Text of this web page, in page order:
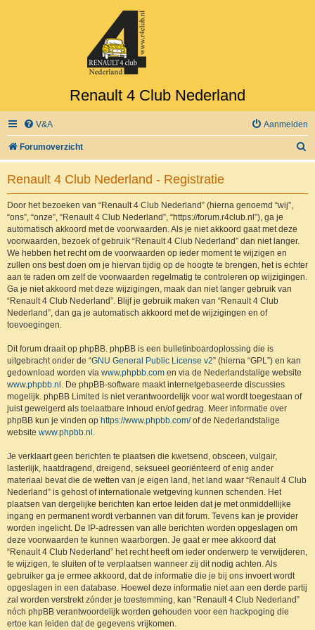
Renault 4 Club Nederland
V&A Aanmelden
Forumoverzicht
o
Renault 4 Club Nederland - Registratie
Door het bezoeken van “Renault 4 Club Nederland” (hierna genoemd “wij”,
“ons”, “onze”, “Renault 4 Club Nederland”, “https://forum.r4club.nl”), ga je
automatisch akkoord met de voorwaarden. Als je niet akkoord gaat met deze
voorwaarden, bezoek of gebruik “Renault 4 Club Nederland” dan niet langer.
We hebben het recht om de voorwaarden op ieder moment te wijzigen en
zullen ons best doen om je hiervan tijdig op de hoogte te brengen, het is echter
aan te raden om zelf de voorwaarden regelmatig te controleren op wijzigingen.
Ga je niet akkoord met deze wijzigingen, maak dan niet langer gebruik van
“Renault 4 Club Nederland”. Blijf je gebruik maken van “Renault 4 Club
Nederland”, dan ga je automatisch akkoord met de wijzigingen en of
toevoegingen.
Dit forum draait op phpBB. phpBB is een bulletinboardoplossing die is
uitgebracht onder de “GNU General Public License v2” (hierna “GPL”) en kan
gedownload worden via www.phpbb.com en via de Nederlandstalige website
www.phpbb.nl . De phpBB-software maakt internetgebaseerde discussies
mogelijk. phpBB Limited is niet verantwoordelijk voor wat wordt toegestaan of
juist geweigerd als toelaatbare inhoud en/of gedrag. Meer informatie over
phpBB kun je vinden op https://www.phpbb.com/of de Nederlandstalige
website www.phpbb.nl .
Je verklaart geen berichten te plaatsen die kwetsend, obsceen, vulgair,
lasterlijk, haatdragend, dreigend, seksueel georiënteerd of enig ander
materiaal bevat die de wetten van je eigen land, het land waar “Renault 4 Club
Nederland” is gehost of internationale wetgeving kunnen schenden. Het
plaatsen van dergelijke berichten kan ertoe leiden dat je met onmiddellijke
ingang en permanent wordt verbannen van dit forum. Tevens kan je provider
worden ingelicht. De IP-adressen van alle berichten worden opgeslagen om
deze voorwaarden te kunnen waarborgen. Je gaat er mee akkoord dat
“Renault 4 Club Nederland” het recht heeft om ieder onderwerp te verwijderen,
te wijzigen, te sluiten of te verplaatsen wanneer zij dit nodig achten. Als
gebruiker ga je ermee akkoord, dat de informatie die je bij ons invoert wordt
opgeslagen in een database. Hoewel deze informatie niet aan een derde partij
zal worden verstrekt zónder je toestemming, kan “Renault 4 Club Nederland”
nóch phpBB verantwoordelijk worden gehouden voor een hackpoging die
ertoe kan leiden dat de gegevens vrijkomen.